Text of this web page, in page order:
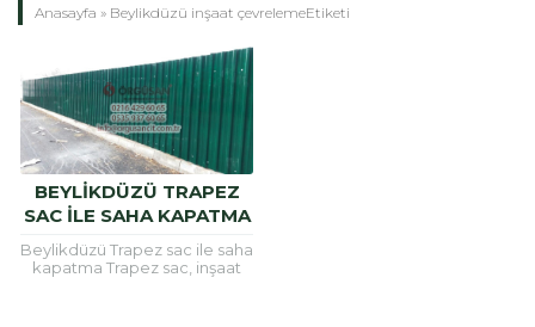
Anasayfa » Beylikdüzü inşaat çevrelemeEtiketi
BEYLIKDÜZÜ TRAPEZ
SAC ILE SAHA KAPATMA
Beylikdüzü Trapez sac ile saha
kapatma Trapez sac, inşaat